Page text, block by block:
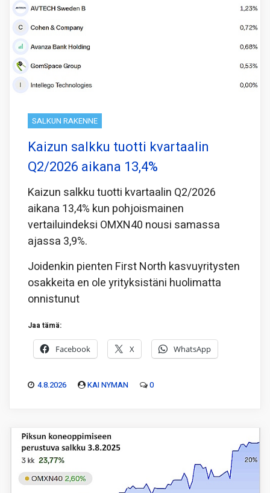
SALKUN RAKENNE
Kaizun salkku tuotti kvartaalin
Q2/2026 aikana 13,4%
Kaizun salkku tuotti kvartaalin Q2/2026
aikana 13,4% kun pohjoismainen
vertailuindeksi OMXN40 nousi samassa
ajassa 3,9%.
Joidenkin pienten First North kasvuyritysten
osakkeita en ole yrityksistäni huolimatta
onnistunut
Jaa tämä:
Facebook X WhatsApp
4.8.2026 KAI NYMAN 0